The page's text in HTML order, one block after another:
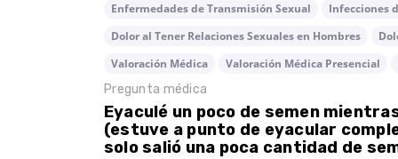
Enfermedades de Transmisión Sexual
Infecciones
Dolor al Tener Relaciones Sexuales en Hombres
Valoración Médica
Valoración Médica Presencial
Pregunta médica
Eyaculé un poco de semen
(estuve a punto de eyacular
solo salió una poca cantidad de